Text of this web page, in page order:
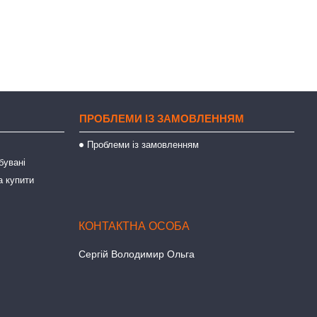
купити
ПРОБЛЕМИ ІЗ ЗАМОВЛЕННЯМ
Проблеми із замовленням
Сергій Володимир Ольга